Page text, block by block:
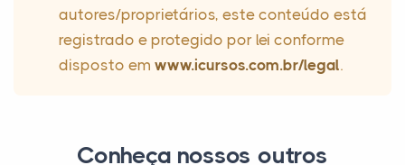
autores/proprietários, este conteúdo está
registrado e protegido por lei conforme
disposto em www.icursos.com.br/legal.
Conheça nossos outros